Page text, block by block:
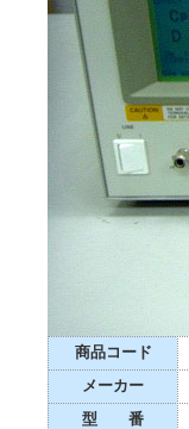
商品コード
メーカー
型 番